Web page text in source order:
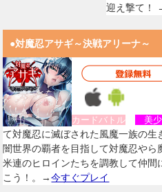
迎え撃て！
●対魔忍アサギ～決戦アリーナ～
カードバトル 美
て対魔忍に滅ぼされた風魔一族の生
闇世界の覇者を目指して対魔忍やら
米連のヒロインたちを調教して仲間
こう！。→今すぐプレイ